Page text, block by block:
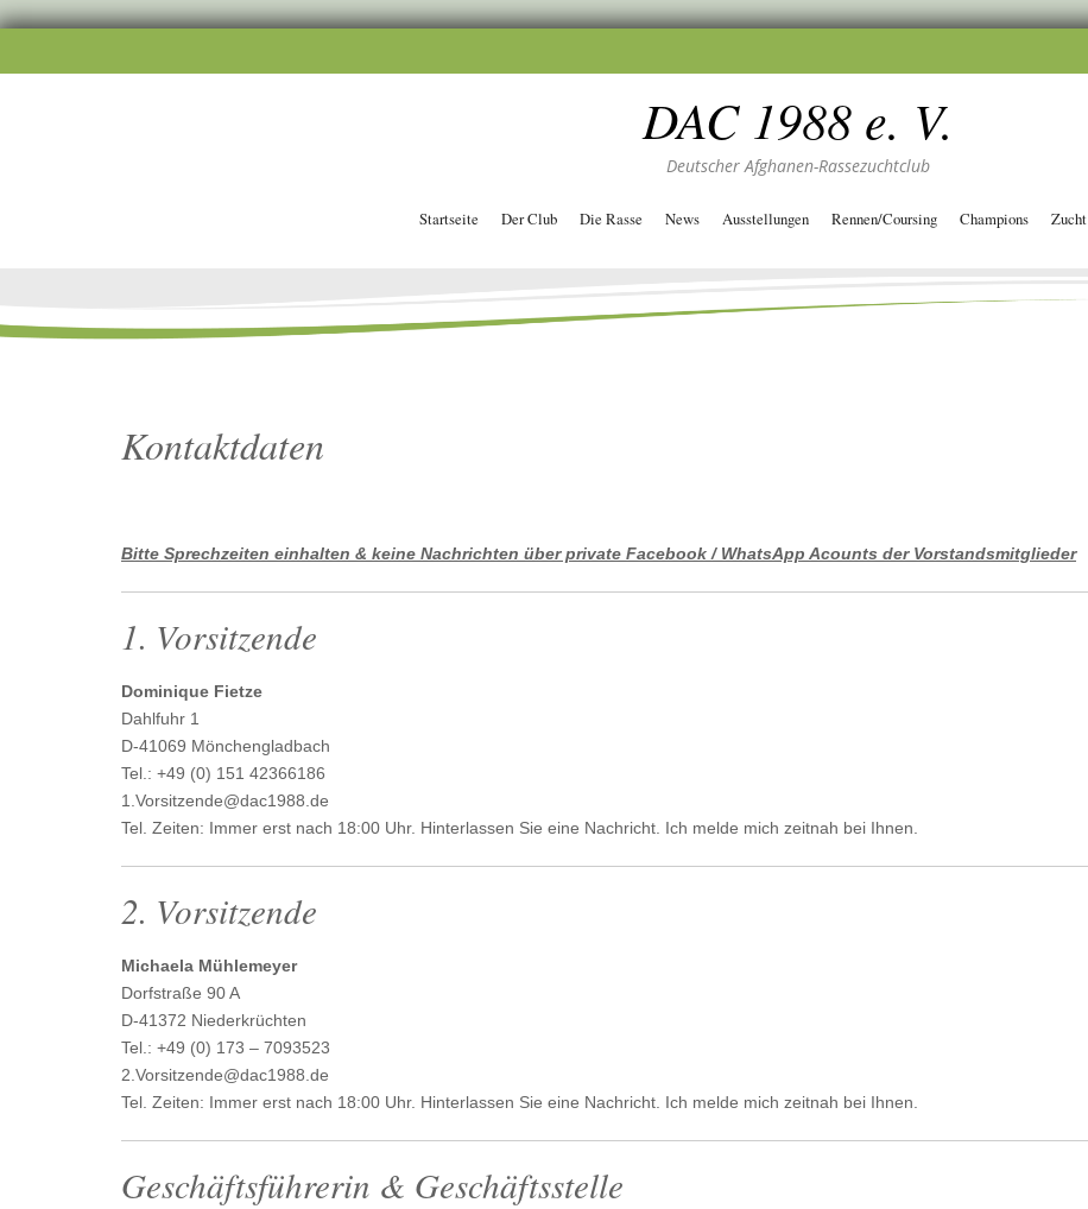
DAC 1988 e. V.
Deutscher Afghanen-Rassezuchtclub
Startseite Der Club Die Rasse News Ausstellungen Rennen/Coursing Champions Zucht
Kontaktdaten
Bitte Sprechzeiten einhalten & keine Nachrichten über private Facebook / WhatsApp Acounts der Vorstandsmitglieder
1. Vorsitzende
Dominique Fietze
Dahlfuhr 1
D-41069 Mönchengladbach
Tel.: +49 (0) 151 42366186
1.Vorsitzende@dac1988.de
Tel. Zeiten: Immer erst nach 18:00 Uhr. Hinterlassen Sie eine Nachricht. Ich melde mich zeitnah bei Ihnen.
2. Vorsitzende
Michaela Mühlemeyer
Dorfstraße 90 A
D-41372 Niederkrüchten
Tel.: +49 (0) 173 – 7093523
2.Vorsitzende@dac1988.de
Tel. Zeiten: Immer erst nach 18:00 Uhr. Hinterlassen Sie eine Nachricht. Ich melde mich zeitnah bei Ihnen.
Geschäftsführerin & Geschäftsstelle